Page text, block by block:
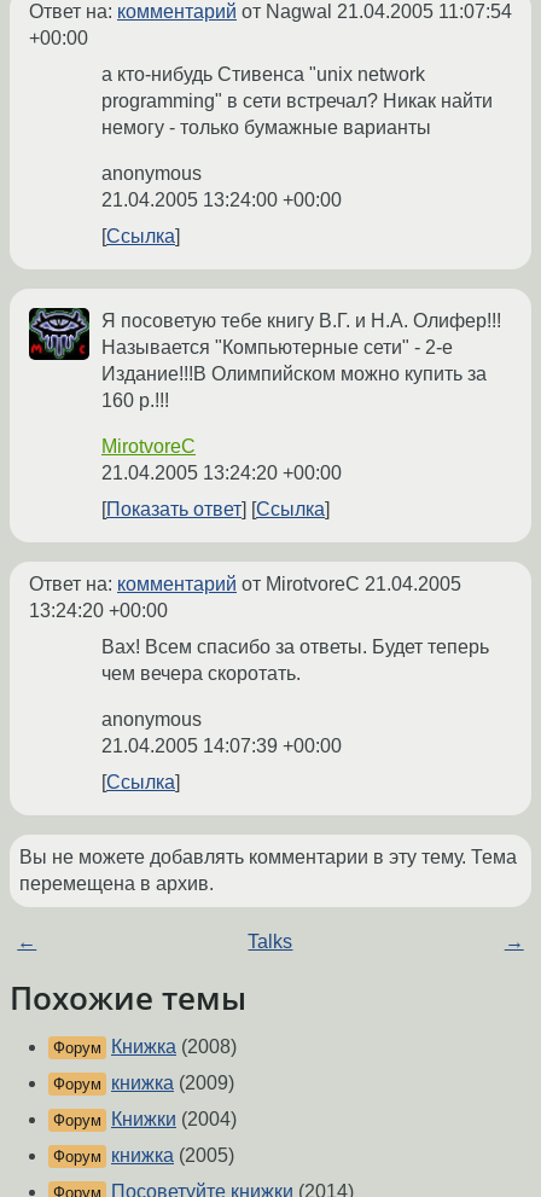
Ответ на: комментарий от Nagwal 21.04.2005 11:07:54
+00:00
а кто-нибудь Стивенса "unix network
programming" в сети встречал? Никак найти
немогу - только бумажные варианты
anonymous
21.04.2005 13:24:00 +00:00
Ссылка
Я посоветую тебе книгу В.Г. и Н.А. Олифер!!!
Называется "Компьютерные сети" - 2-е
Издание!!!В Олимпийском можно купить за
160 р.!!!
MirotvoreC
21.04.2005 13:24:20 +00:00
Показать ответ
Ссылка
Ответ на: комментарий от MirotvoreC 21.04.2005
13:24:20 +00:00
Вах! Всем спасибо за ответы. Будет теперь
чем вечера скоротать.
anonymous
21.04.2005 14:07:39 +00:00
Ссылка
Вы не можете добавлять комментарии в эту тему. Тема
перемещена в архив.
← Talks →
Похожие темы
Форум Книжка (2008)
Форум книжка (2009)
Форум Книжки (2004)
Форум книжка (2005)
Форум Посоветуйте книжки (2014)